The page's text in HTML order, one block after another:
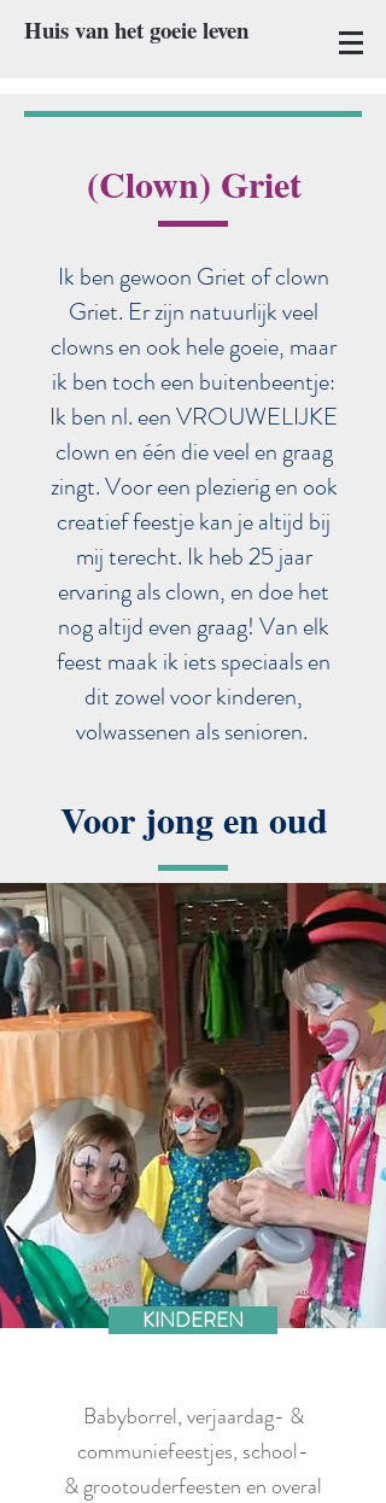
Huis van het goeie leven
(Clown) Griet
Ik ben gewoon Griet of clown
Griet. Er zijn natuurlijk veel
clowns en ook hele goeie, maar
ik ben toch een buitenbeentje:
Ik ben nl. een VROUWELIJKE
clown en één die veel en graag
zingt. Voor een plezierig en ook
creatief feestje kan je altijd bij
mij terecht. Ik heb 25 jaar
ervaring als clown, en doe het
nog altijd even graag! Van elk
feest maak ik iets speciaals en
dit zowel voor kinderen,
volwassenen als senioren.
Voor jong en oud
KINDEREN
Babyborrel, verjaardag- &
communiefeestjes, school-
& grootouderfeesten en overal